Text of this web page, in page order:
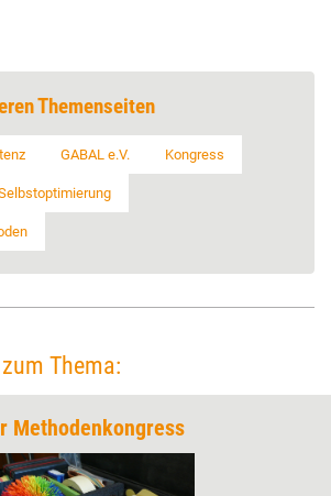
Themenseiten
GABAL e.V. Kongress
Thema:
Methodenkongress